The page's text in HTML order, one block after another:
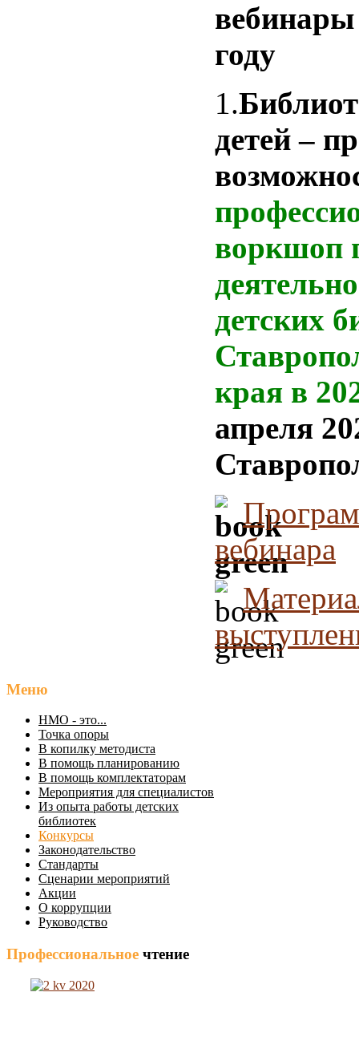
вебинары
году
1.
детей –
воркшоп
детских
края в
апреля
вебинара
Меню
НМО - это...
Точка опоры
В копилку методиста
В помощь планированию
В помощь комплектаторам
Мероприятия для специалистов
Из опыта работы детских
библиотек
Конкурсы
Законодательство
Стандарты
Сценарии мероприятий
Акции
О коррупции
Руководство
Профессиональное чтение